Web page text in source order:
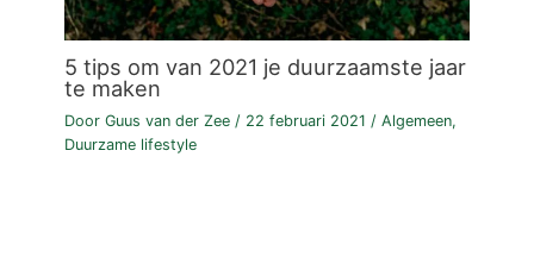
5 tips om van 2021 je duurzaamste jaar
te maken
DoorGuus van der Zee/ 22 februari 2021/Algemeen,
Duurzame lifestyle